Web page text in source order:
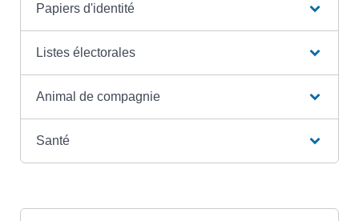
Papiers d'identité
Listes électorales
Animal de compagnie
Santé